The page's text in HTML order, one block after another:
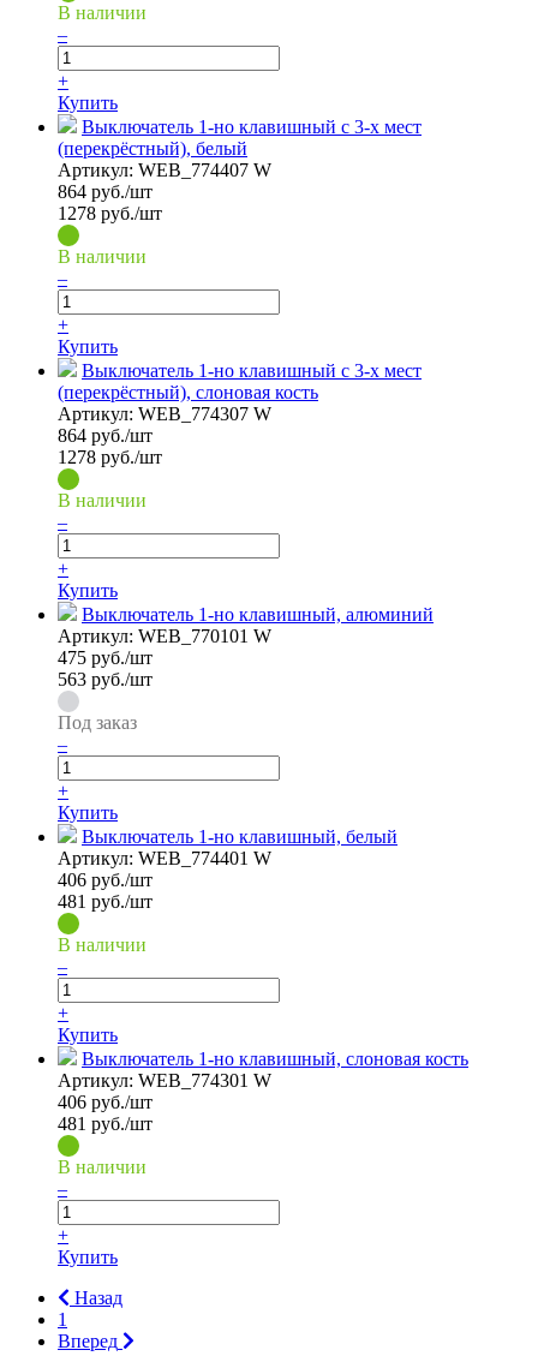
В наличии
–
+
Купить
Выключатель 1-но клавишный с 3-х мест
(перекрёстный), белый
Артикул: WEB_774407 W
864 руб./шт
1278 руб./шт
В наличии
–
+
Купить
Выключатель 1-но клавишный с 3-х мест
(перекрёстный), слоновая кость
Артикул: WEB_774307 W
864 руб./шт
1278 руб./шт
В наличии
–
+
Купить
Выключатель 1-но клавишный, алюминий
Артикул: WEB_770101 W
475 руб./шт
563 руб./шт
Под заказ
–
+
Купить
Выключатель 1-но клавишный, белый
Артикул: WEB_774401 W
406 руб./шт
481 руб./шт
В наличии
–
+
Купить
Выключатель 1-но клавишный, слоновая кость
Артикул: WEB_774301 W
406 руб./шт
481 руб./шт
В наличии
–
+
Купить
Назад
1
Вперед